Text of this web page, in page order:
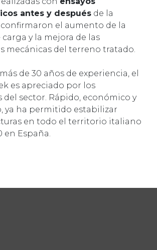
antes y después de la
el aumento de la
y la mejora de las
mecánicas del terreno tratado.
de 30 años de experiencia, el
es apreciado por los
del sector. Rápido, económico y
ya ha permitido estabilizar
en todo el territorio italiano
en España.